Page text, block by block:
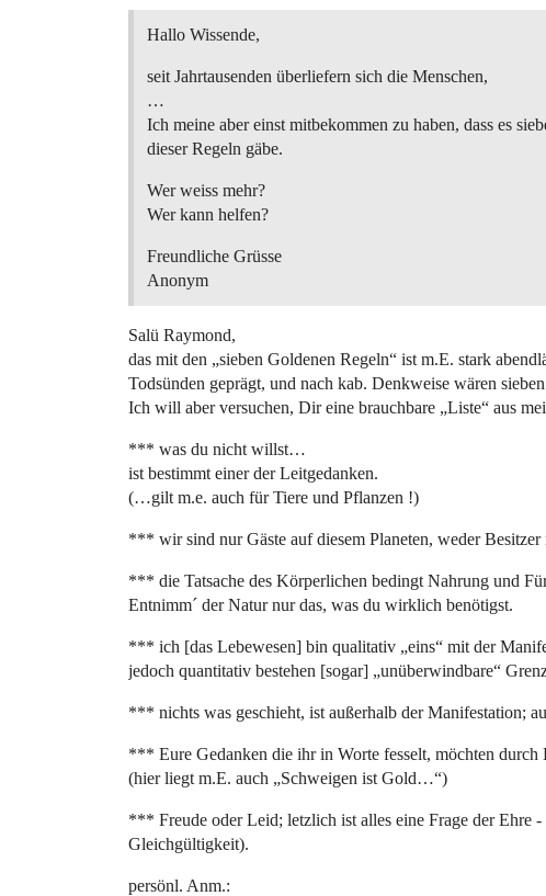
Hallo Wissende,
seit Jahrtausenden überliefern sich die Menschen,
…
Ich meine aber einst mitbekommen zu haben, dass es
dieser Regeln gäbe.
Wer weiss mehr?
Wer kann helfen?
Freundliche Grüsse
Anonym
Salü Raymond,
das mit den „sieben Goldenen Regeln“ ist m.E. stark
Todsünden geprägt, und nach kab. Denkweise wären
Ich will aber versuchen, Dir eine brauchbare „Liste“ aus
*** was du nicht willst…
ist bestimmt einer der Leitgedanken.
(…gilt m.e. auch für Tiere und Pflanzen !)
*** wir sind nur Gäste auf diesem Planeten, weder Besitzer
*** die Tatsache des Körperlichen bedingt Nahrung und
Entnimm´ der Natur nur das, was du wirklich benötigst.
*** ich [das Lebewesen] bin qualitativ „eins“ mit der
jedoch quantitativ bestehen [sogar] „unüberwindbare“
*** nichts was geschieht, ist außerhalb der Manifestation;
*** Eure Gedanken die ihr in Worte fesselt, möchten
(hier liegt m.E. auch „Schweigen ist Gold…“)
*** Freude oder Leid; letzlich ist alles eine Frage der Ehre
Gleichgültigkeit).
persönl. Anm.: